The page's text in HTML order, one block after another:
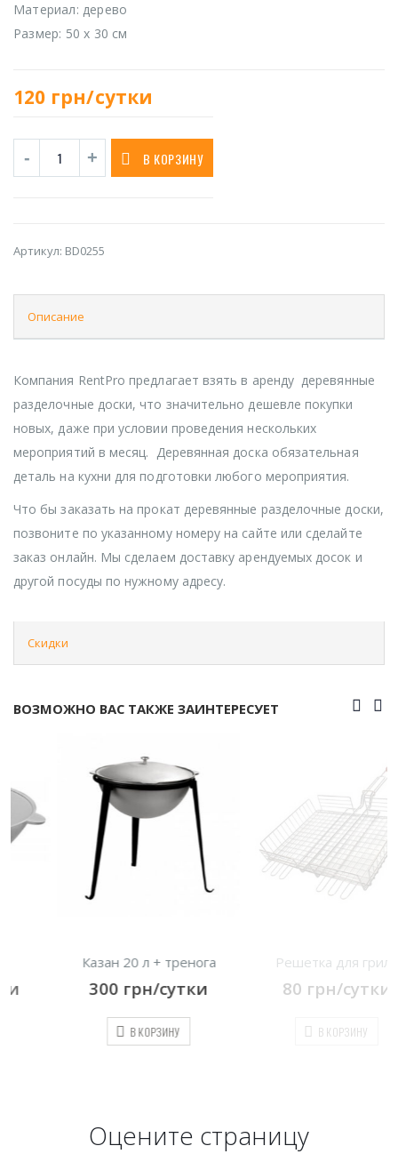
Материал: дерево
Размер: 50 х 30 см
120 грн/сутки
В КОРЗИНУ
Артикул: BD0255
Описание
Компания RentPro предлагает взять в аренду деревянные
разделочные доски, что значительно дешевле покупки
новых, даже при условии проведения нескольких
мероприятий в месяц. Деревянная доска обязательная
деталь на кухни для подготовки любого мероприятия.
Что бы заказать на прокат деревянные разделочные доски,
позвоните по указанному номеру на сайте или сделайте
заказ онлайн. Мы сделаем доставку арендуемых досок и
другой посуды по нужному адресу.
Скидки
ВОЗМОЖНО ВАС ТАКЖЕ ЗАИНТЕРЕСУЕТ
Казан 20 л + тренога
грн/сутки
В КОРЗИНУ
Решетка для гриля
грн/сутки
В КОРЗИНУ
Оцените страницу